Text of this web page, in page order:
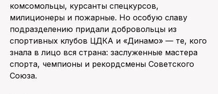
комсомольцы, курсанты спецкурсов,
милиционеры и пожарные. Но особую славу
подразделению придали добровольцы из
спортивных клубов ЦДКА и «Динамо» — те, кого
знала в лицо вся страна: заслуженные мастера
спорта, чемпионы и рекордсмены Советского
Союза.